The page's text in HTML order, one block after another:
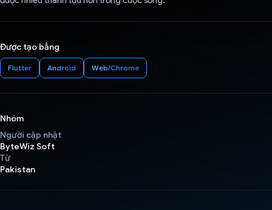
Được tạo bằng
Flutter Android Web/Chrome
Nhóm
Người cập nhật
ByteWiz Soft
Từ
Pakistan